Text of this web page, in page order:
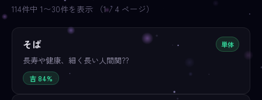
114件中 1〜30件を表示 （1 / 4 ページ）
そば 単体
長寿や健康、細く長い人間関??
吉 84%